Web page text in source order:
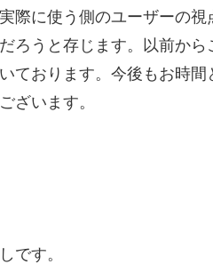
際に使う側のユーザーの視
ろうと存じます。以前から
ております。今後もお時間
ざいます。
です。